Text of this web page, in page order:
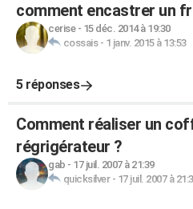
comment encastrer un
cerise- 15 déc. 2014 à 19:30
cossais- 1 janv. 2015 à 13:53
5 réponses
Comment réaliser un
régrigérateur ?
gab - 17 juil. 2007 à 21:39
quicksilver- 17 juil. 2007 à